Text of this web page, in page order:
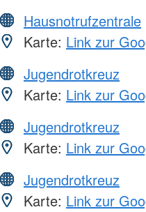
Hausnotrufzentrale
Karte: Link zur
Jugendrotkreuz
Karte: Link zur
Jugendrotkreuz
Karte: Link zur
Jugendrotkreuz
Karte: Link zur